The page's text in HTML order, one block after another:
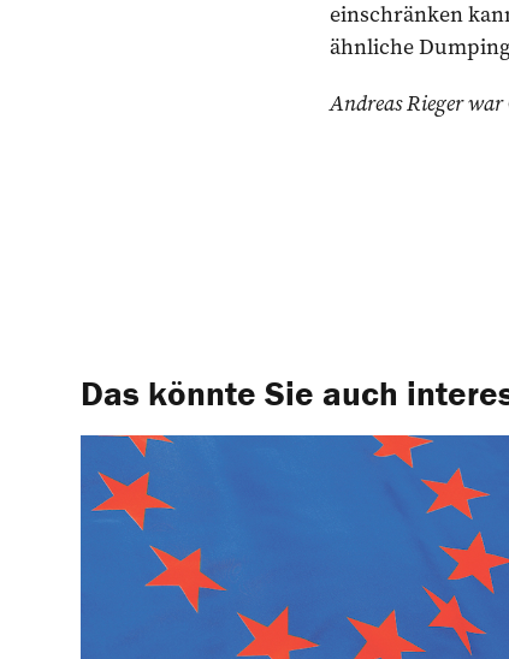
einschränken
ähnliche
Andreas Rieger
Das könnte Sie auch